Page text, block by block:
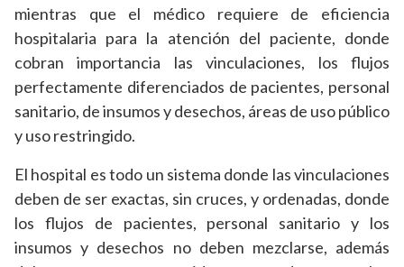
mientras que el médico requiere de eficiencia
hospitalaria para la atención del paciente, donde
cobran importancia las vinculaciones, los flujos
perfectamente diferenciados de pacientes, personal
sanitario, de insumos y desechos, áreas de uso público
y uso restringido.
El hospital es todo un sistema donde las vinculaciones
deben de ser exactas, sin cruces, y ordenadas, donde
los flujos de pacientes, personal sanitario y los
insumos y desechos no deben mezclarse, además